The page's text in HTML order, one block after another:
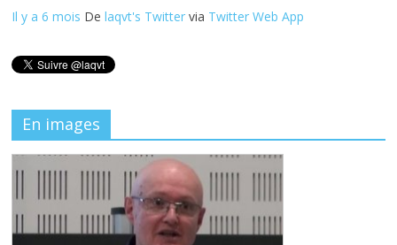
Il y a 6 mois Delaqvt's Twitter via Twitter Web App
En images